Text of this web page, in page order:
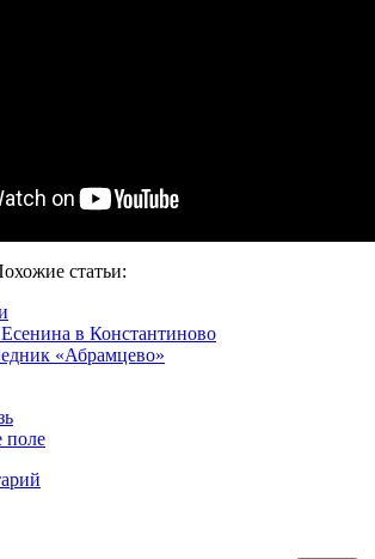
статьи:
в Константиново
«Абрамцево»
поле